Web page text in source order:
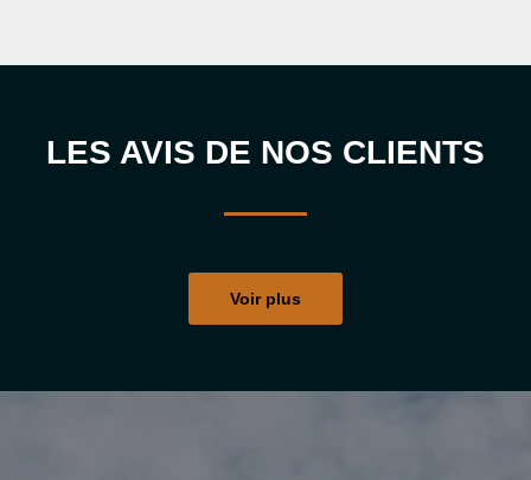
LES AVIS DE NOS CLIENTS
Voir plus